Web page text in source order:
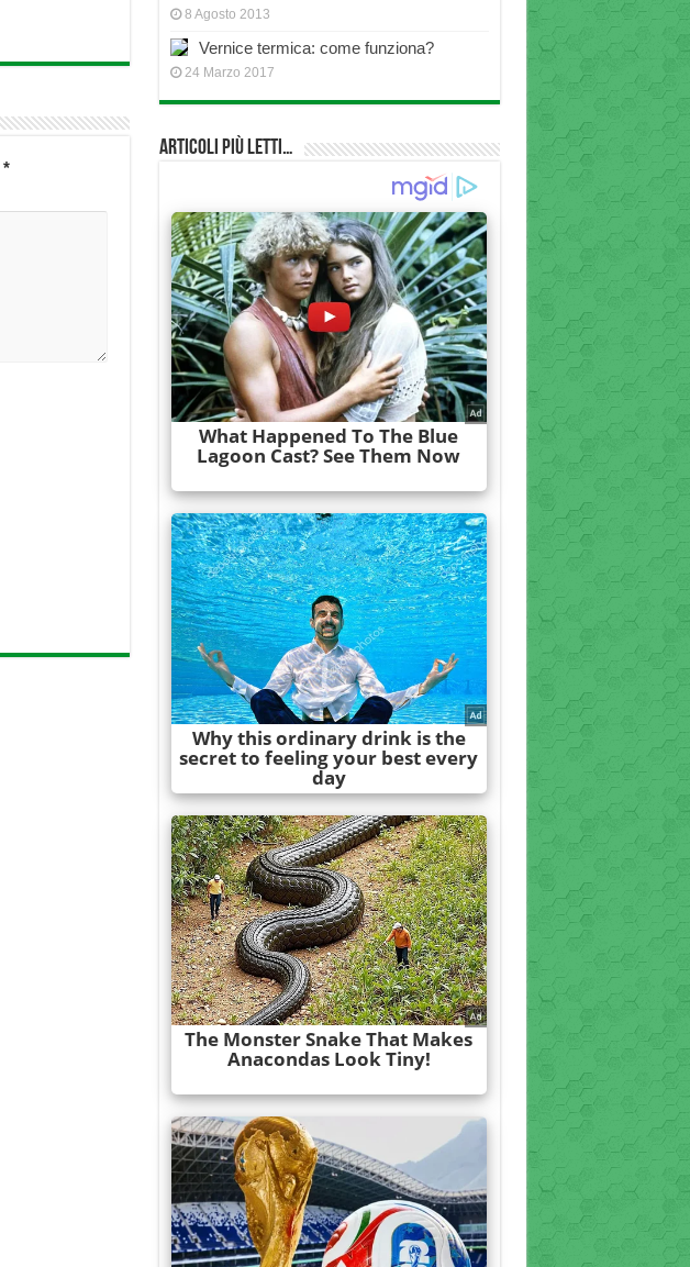
*
8 Agosto 2013
Vernice termica: come funziona?
24 Marzo 2017
Articoli più Letti…